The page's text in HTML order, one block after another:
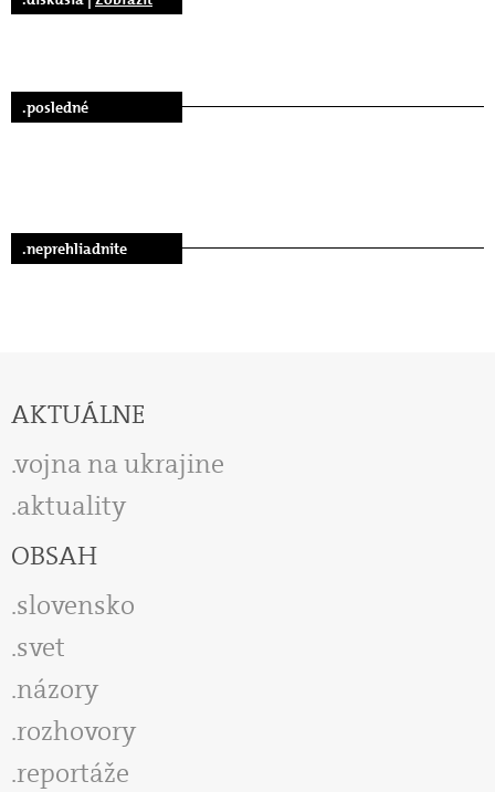
.posledné
.neprehliadnite
AKTUÁLNE
vojna na ukrajine
aktuality
OBSAH
slovensko
svet
názory
rozhovory
reportáže